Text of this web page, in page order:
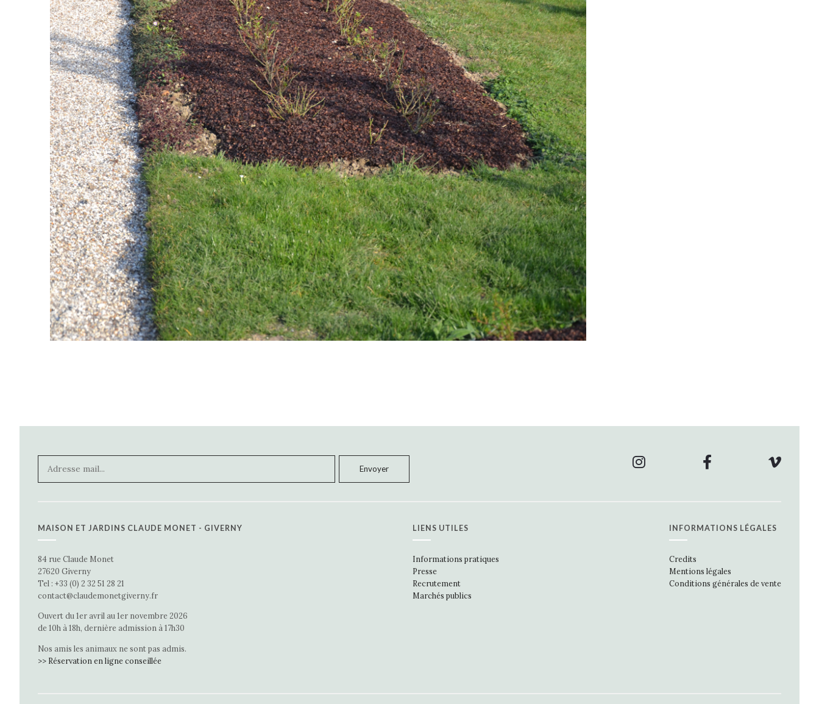
MAISON ET JARDINS CLAUDE MONET - GIVERNY
84 rue Claude Monet
27620 Giverny
Tel : +33 (0) 2 32 51 28 21
contact@claudemonetgiverny.fr
Ouvert du 1er avril au 1er novembre 2026
de 10h à 18h, dernière admission à 17h30
Nos amis les animaux ne sont pas admis.
>> Réservation en ligne conseillée
LIENS UTILES
Informations pratiques
Presse
Recrutement
Marchés publics
INFORMATIONS LÉGALES
Credits
Mentions légales
Conditions générales de vente